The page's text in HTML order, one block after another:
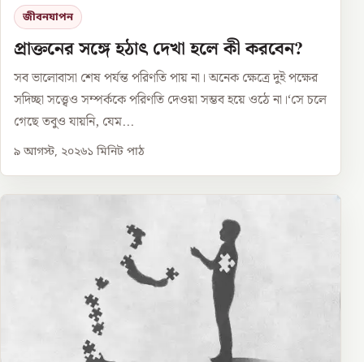
জীবনযাপন
প্রাক্তনের সঙ্গে হঠাৎ দেখা হলে কী করবেন?
সব ভালোবাসা শেষ পর্যন্ত পরিণতি পায় না। অনেক ক্ষেত্রে দুই পক্ষের
সদিচ্ছা সত্ত্বেও সম্পর্ককে পরিণতি দেওয়া সম্ভব হয়ে ওঠে না।‘সে চলে
গেছে তবুও যায়নি, যেম...
৯ আগস্ট, ২০২৬১ মিনিট পাঠ